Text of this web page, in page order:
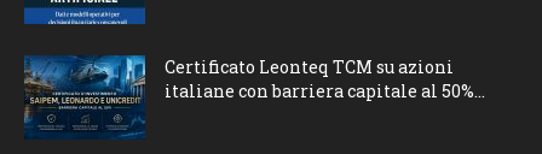
Certificato Leonteq TCM su azioni
italiane con barriera capitale al 50%...